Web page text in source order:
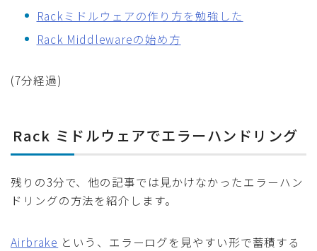
Rackミドルウェアの作り方を勉強した
Rack Middlewareの始め方
(7分経過)
Rack ミドルウェアでエラーハンドリング
残りの3分で、他の記事では見かけなかったエラーハン
ドリングの方法を紹介します。
Airbrake という、エラーログを見やすい形で蓄積する